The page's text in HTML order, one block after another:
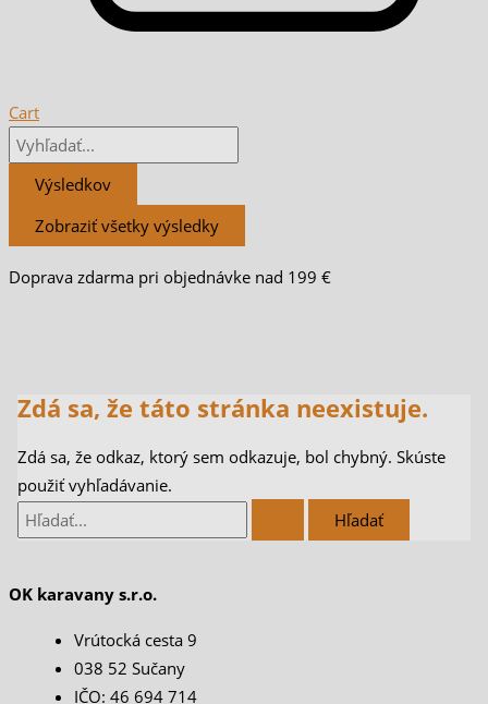
Cart
Výsledkov
Zobraziť všetky výsledky
Doprava zdarma pri objednávke nad 199 €
Zdá sa, že táto stránka neexistuje.
Zdá sa, že odkaz, ktorý sem odkazuje, bol chybný. Skúste
použiť vyhľadávanie.
OK karavany s.r.o.
Vrútocká cesta 9
038 52 Sučany
IČO: 46 694 714